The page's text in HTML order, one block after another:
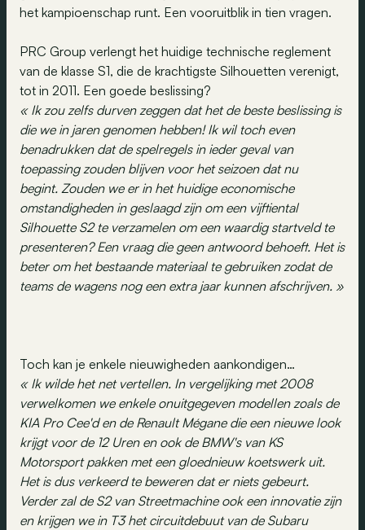
het kampioenschap runt. Een vooruitblik in tien vragen.
PRC Group verlengt het huidige technische reglement
van de klasse S1, die de krachtigste Silhouetten verenigt,
tot in 2011. Een goede beslissing?
« Ik zou zelfs durven zeggen dat het de beste beslissing is
die we in jaren genomen hebben! Ik wil toch even
benadrukken dat de spelregels in ieder geval van
toepassing zouden blijven voor het seizoen dat nu
begint. Zouden we er in het huidige economische
omstandigheden in geslaagd zijn om een vijftiental
Silhouette S2 te verzamelen om een waardig startveld te
presenteren? Een vraag die geen antwoord behoeft. Het is
beter om het bestaande materiaal te gebruiken zodat de
teams de wagens nog een extra jaar kunnen afschrijven. »
Toch kan je enkele nieuwigheden aankondigen…
« Ik wilde het net vertellen. In vergelijking met 2008
verwelkomen we enkele onuitgegeven modellen zoals de
KIA Pro Cee'd en de Renault Mégane die een nieuwe look
krijgt voor de 12 Uren en ook de BMW's van KS
Motorsport pakken met een gloednieuw koetswerk uit.
Het is dus verkeerd te beweren dat er niets gebeurt.
Verder zal de S2 van Streetmachine ook een innovatie zijn
en krijgen we in T3 het circuitdebuut van de Subaru